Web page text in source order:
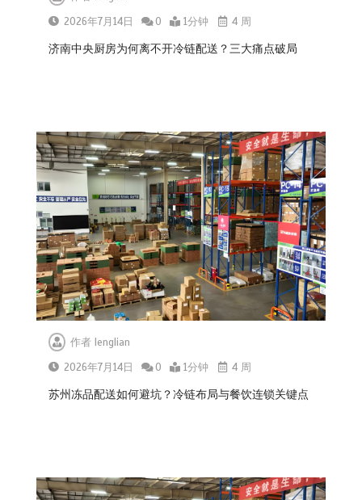
2026年7月14日
0 1分钟 4 周
济南中央厨房为何离不开冷链配送？三大痛点破局
作者 lenglian
2026年7月14日
0 1分钟 4 周
苏州冻品配送如何避坑？冷链布局与餐饮连锁关键点
0 1分钟